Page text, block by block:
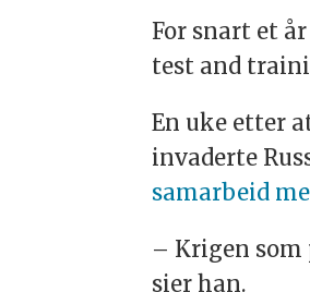
For snart et
test and
En uke etter
invaderte
samarbeid
– Krigen
sier han.